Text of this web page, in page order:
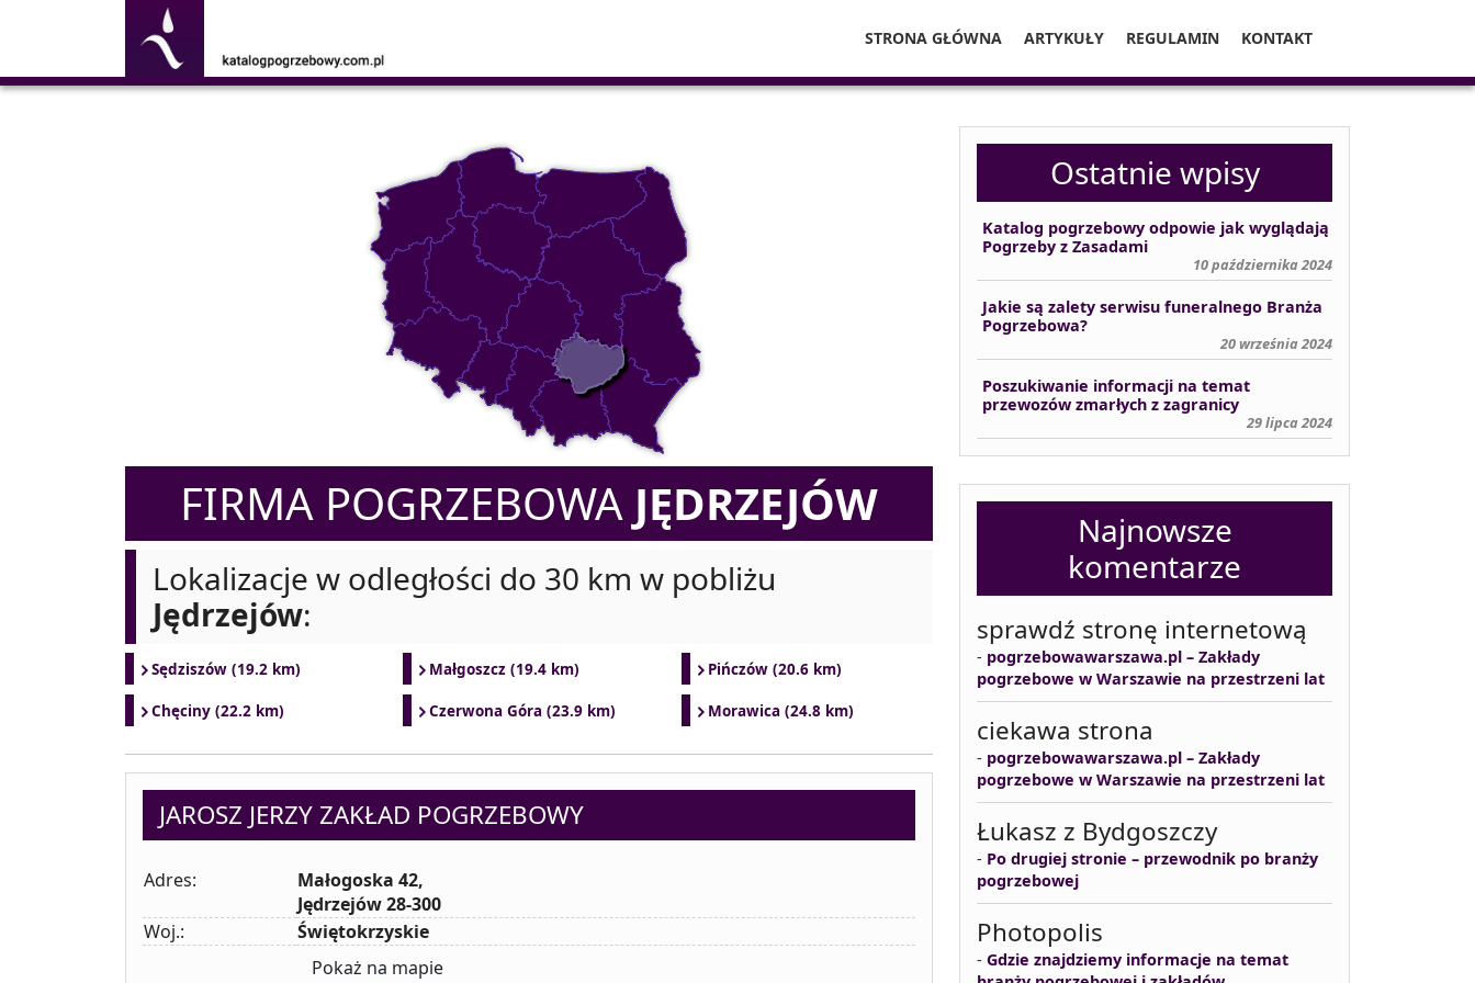
STRONA GŁÓWNA ARTYKUŁY REGULAMIN KONTAKT
FIRMA POGRZEBOWA JĘDRZEJÓW
Lokalizacje w odległości do 30 km w pobliżu
Jędrzejów:
Sędziszów (19.2 km) Małgoszcz (19.4 km) Pińczów (20.6 km)
Chęciny (22.2 km) Czerwona Góra (23.9 km) Morawica (24.8 km)
JAROSZ JERZY ZAKŁAD POGRZEBOWY
Adres:
Małogoska 42,
Jędrzejów 28-300
Woj.:
Świętokrzyskie
Pokaż na mapie
Ostatnie wpisy
Katalog pogrzebowy odpowie jak wyglądają
Pogrzeby z Zasadami
10 października 2024
Jakie są zalety serwisu funeralnego Branża
Pogrzebowa?
20 września 2024
Poszukiwanie informacji na temat
przewozów zmarłych z zagranicy
29 lipca 2024
Najnowsze
komentarze
sprawdź stronę internetową
- pogrzebowawarszawa.pl – Zakłady
pogrzebowe w Warszawie na przestrzeni lat
ciekawa strona
- pogrzebowawarszawa.pl – Zakłady
pogrzebowe w Warszawie na przestrzeni lat
Łukasz z Bydgoszczy
- Po drugiej stronie – przewodnik po branży
pogrzebowej
Photopolis
- Gdzie znajdziemy informacje na temat